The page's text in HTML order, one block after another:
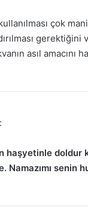
çok
asıl
haşyetinle
senin